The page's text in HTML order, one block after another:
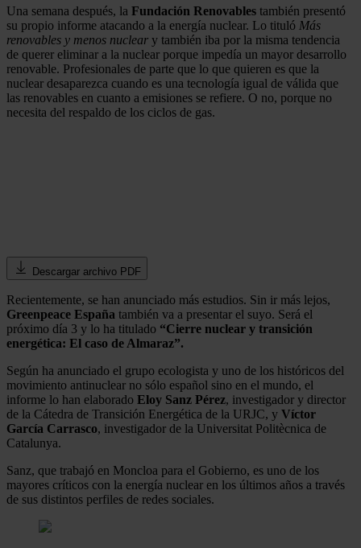
Una semana después, la Fundación Renovables también presentó
su propio informe atacando a la energía nuclear. Lo tituló Más
renovables y menos nuclear y también iba por la misma tendencia
de querer eliminar a la nuclear porque impedía un mayor desarrollo
renovable. Profesionales de parte que lo que quieren es que la
nuclear desaparezca cuando es una tecnología igual de válida que
las renovables en cuanto a emisiones se refiere. O no, porque no
necesita del respaldo de los ciclos de gas.
Descargar archivo PDF
Recientemente, se han anunciado más estudios. Sin ir más lejos,
Greenpeace España también va a presentar el suyo. Será el
próximo día 3 y lo ha titulado “Cierre nuclear y transición
energética: El caso de Almaraz”.
Según ha anunciado el grupo ecologista y uno de los históricos del
movimiento antinuclear no sólo español sino en el mundo, el
informe lo han elaborado Eloy Sanz Pérez, investigador y director
de la Cátedra de Transición Energética de la URJC, y Víctor
García Carrasco, investigador de la Universitat Politècnica de
Catalunya.
Sanz, que trabajó en Moncloa para el Gobierno, es uno de los
mayores críticos con la energía nuclear en los últimos años a través
de sus distintos perfiles de redes sociales.